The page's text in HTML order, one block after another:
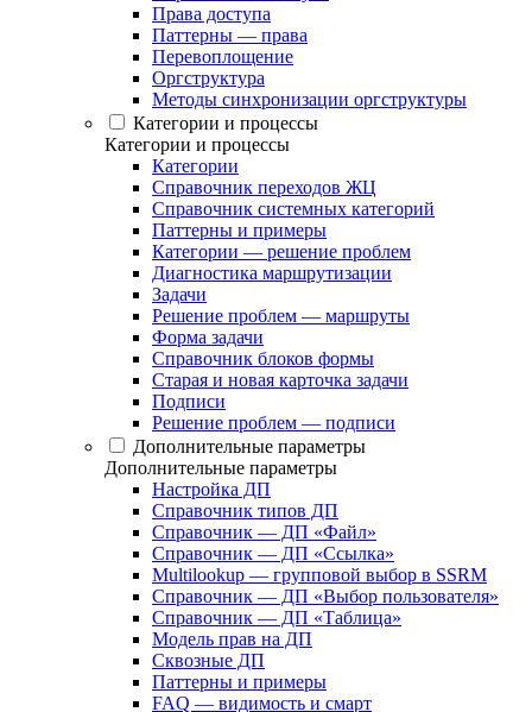
Права доступа
Паттерны — права
Перевоплощение
Оргструктура
Методы синхронизации оргструктуры
Категории и процессы
Категории и процессы
Категории
Справочник переходов ЖЦ
Справочник системных категорий
Паттерны и примеры
Категории — решение проблем
Диагностика маршрутизации
Задачи
Решение проблем — маршруты
Форма задачи
Справочник блоков формы
Старая и новая карточка задачи
Подписи
Решение проблем — подписи
Дополнительные параметры
Дополнительные параметры
Настройка ДП
Справочник типов ДП
Справочник — ДП «Файл»
Справочник — ДП «Ссылка»
Multilookup — групповой выбор в SSRM
Справочник — ДП «Выбор пользователя»
Справочник — ДП «Таблица»
Модель прав на ДП
Сквозные ДП
Паттерны и примеры
FAQ — видимость и смарт